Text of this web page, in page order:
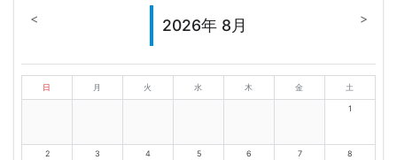
< 2026年 8月 >
日 月 火 水 木 金 土
1
2 3 4 5 6 7 8